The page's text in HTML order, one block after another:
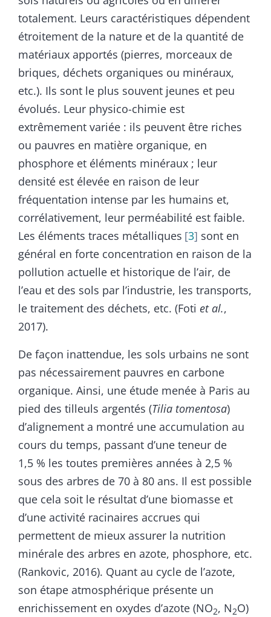
totalement. Leurs caractéristiques dépendent
étroitement de la nature et de la quantité de
matériaux apportés (pierres, morceaux de
briques, déchets organiques ou minéraux,
etc.). Ils sont le plus souvent jeunes et peu
évolués. Leur physico-chimie est
extrêmement variée : ils peuvent être riches
ou pauvres en matière organique, en
phosphore et éléments minéraux ; leur
densité est élevée en raison de leur
fréquentation intense par les humains et,
corrélativement, leur perméabilité est faible.
Les éléments traces métalliques 3 sont en
général en forte concentration en raison de la
pollution actuelle et historique de l’air, de
l’eau et des sols par l’industrie, les transports,
le traitement des déchets, etc. (Foti et al.,
2017).
De façon inattendue, les sols urbains ne sont
pas nécessairement pauvres en carbone
organique. Ainsi, une étude menée à Paris au
pied des tilleuls argentés (Tilia tomentosa)
d’alignement a montré une accumulation au
cours du temps, passant d’une teneur de
1,5 % les toutes premières années à 2,5 %
sous des arbres de 70 à 80 ans. Il est possible
que cela soit le résultat d’une biomasse et
d’une activité racinaires accrues qui
permettent de mieux assurer la nutrition
minérale des arbres en azote, phosphore, etc.
(Rankovic, 2016). Quant au cycle de l’azote,
son étape atmosphérique présente un
enrichissement en oxydes d’azote (NO2, N2O)